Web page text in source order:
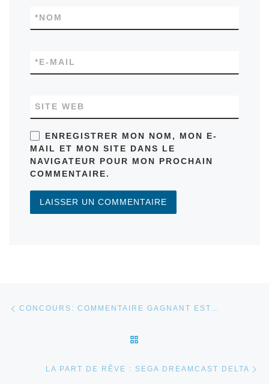
NOM
*
E-MAIL
*
SITE WEB
ENREGISTRER MON NOM, MON E-
MAIL ET MON SITE DANS LE
NAVIGATEUR POUR MON PROCHAIN
COMMENTAIRE.
Parcourir les articles
CONCOURS: COMMENTAIRE GAGNANT EST…
LA PART DE RÊVE : SEGA DREAMCAST DELTA